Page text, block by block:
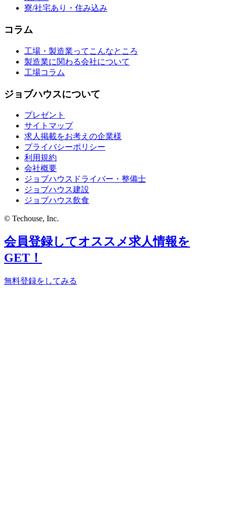
寮/社宅あり・住み込み
コラム
工場・製造業ってこんなところ
製造業に関わる会社について
工場コラム
ジョブハウスについて
プレゼント
サイトマップ
求人掲載をお考えの企業様
プライバシーポリシー
利用規約
会社概要
ジョブハウスドライバー・整備士
ジョブハウス建設
ジョブハウス飲食
© Techouse, Inc.
会員登録してオススメ求人情報を
GET！
無料登録をしてみる